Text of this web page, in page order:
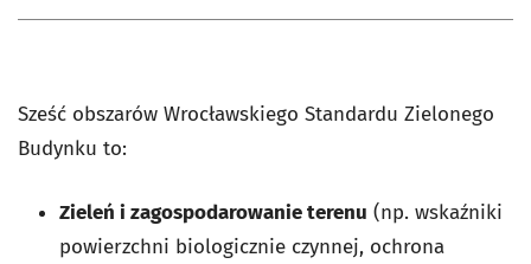
Sześć obszarów Wrocławskiego Standardu Zielonego
Budynku to:
Zieleń i zagospodarowanie terenu (np. wskaźniki
powierzchni biologicznie czynnej, ochrona